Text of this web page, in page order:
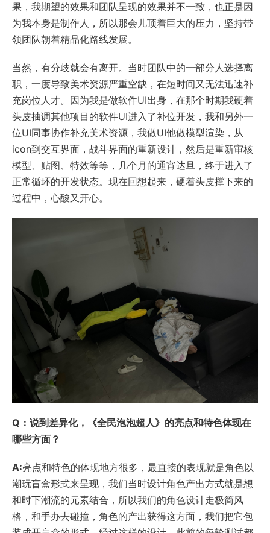
果，我期望的效果和团队呈现的效果并不一致，也正是因
为我本身是制作人，所以那会儿顶着巨大的压力，坚持带
领团队朝着精品化路线发展。
当然，有分歧就会有离开。当时团队中的一部分人选择离
职，一度导致美术资源严重空缺，在短时间又无法迅速补
充岗位人才。因为我是做软件UI出身，在那个时期我硬着
头皮抽调其他项目的软件UI进入了补位开发，我和另外一
位UI同事协作补充美术资源，我做UI他做模型渲染，从
icon到交互界面，战斗界面的重新设计，然后是重新审核
模型、贴图、特效等等，几个月的通宵达旦，终于进入了
正常循环的开发状态。现在回想起来，硬着头皮撑下来的
过程中，心酸又开心。
Q：说到差异化，《全民泡泡超人》的亮点和特色体现在
哪些方面？
A:亮点和特色的体现地方很多，最直接的表现就是角色以
潮玩盲盒形式来呈现，我们当时设计角色产出方式就是想
和时下潮流的元素结合，所以我们的角色设计走极简风
格，和手办去碰撞，角色的产出获得这方面，我们把它包